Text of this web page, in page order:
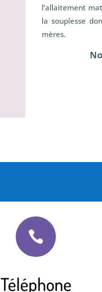
l’allaitement
la souplesse
mères.

Téléphone